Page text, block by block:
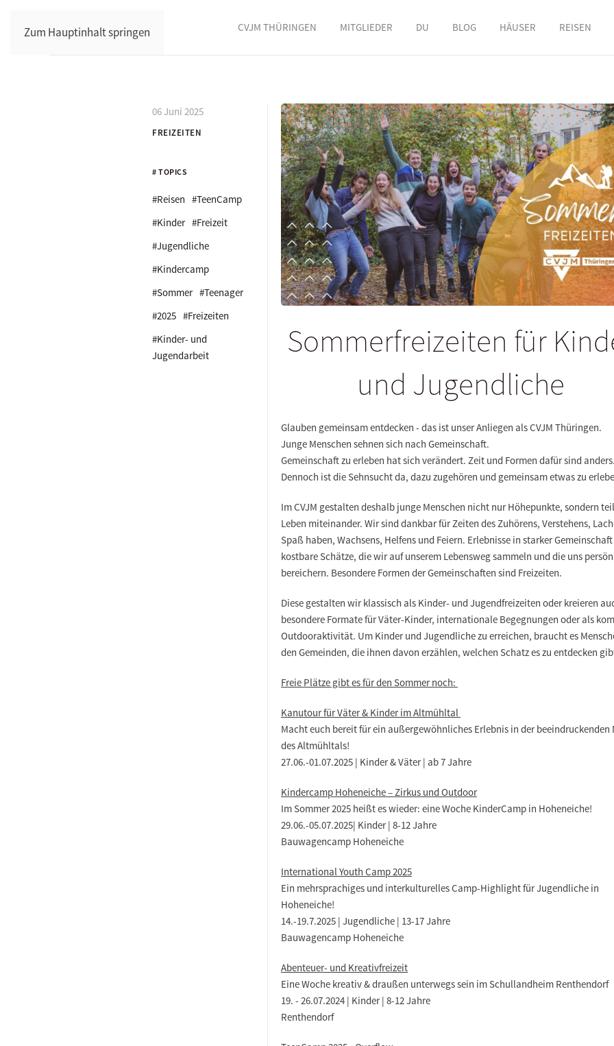
Zum Hauptinhalt springen CVJM THÜRINGEN MITGLIEDER DU BLOG HÄUSER REISEN
06 Juni 2025
FREIZEITEN
# TOPICS
#Reisen #TeenCamp
#Kinder #Freizeit
#Jugendliche
#Kindercamp
#Sommer #Teenager
#2025 #Freizeiten
#Kinder- und
Jugendarbeit
Sommerfreizeiten für
und Jugendliche
Glauben gemeinsam entdecken - das ist unser Anliegen als CVJM Thüringen.
Junge Menschen sehnen sich nach Gemeinschaft.
Gemeinschaft zu erleben hat sich verändert. Zeit und Formen dafür sind anders.
Dennoch ist die Sehnsucht da, dazu zugehören und gemeinsam etwas zu
Im CVJM gestalten deshalb junge Menschen nicht nur Höhepunkte, sondern
Leben miteinander. Wir sind dankbar für Zeiten des Zuhörens, Verstehens,
Spaß haben, Wachsens, Helfens und Feiern. Erlebnisse in starker
kostbare Schätze, die wir auf unserem Lebensweg sammeln und die uns
bereichern. Besondere Formen der Gemeinschaften sind Freizeiten.
Diese gestalten wir klassisch als Kinder- und Jugendfreizeiten oder kreieren
besondere Formate für Väter-Kinder, internationale Begegnungen oder als
Outdooraktivität. Um Kinder und Jugendliche zu erreichen, braucht es
den Gemeinden, die ihnen davon erzählen, welchen Schatz es zu entdecken
Freie Plätze gibt es für den Sommer noch:
Kanutour für Väter & Kinder im Altmühltal
Macht euch bereit für ein außergewöhnliches Erlebnis in der beeindruckenden
des Altmühltals!
27.06.-01.07.2025 | Kinder & Väter | ab 7 Jahre
Kindercamp Hoheneiche – Zirkus und Outdoor
Im Sommer 2025 heißt es wieder: eine Woche KinderCamp in Hoheneiche!
29.06.-05.07.2025| Kinder | 8-12 Jahre
Bauwagencamp Hoheneiche
International Youth Camp 2025
Ein mehrsprachiges und interkulturelles Camp-Highlight für Jugendliche in
Hoheneiche!
14.-19.7.2025 | Jugendliche | 13-17 Jahre
Bauwagencamp Hoheneiche
Abenteuer- und Kreativfreizeit
Eine Woche kreativ & draußen unterwegs sein im Schullandheim Renthendorf
19. - 26.07.2024 | Kinder | 8-12 Jahre
Renthendorf